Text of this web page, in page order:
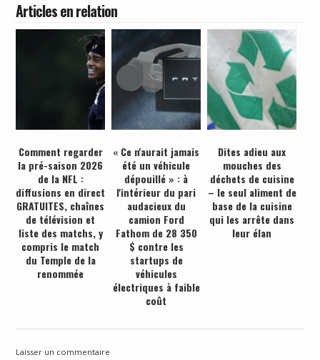
Articles en relation
Comment regarder
la pré-saison 2026
de la NFL :
diffusions en direct
GRATUITES, chaînes
de télévision et
liste des matchs, y
compris le match
du Temple de la
renommée
« Ce n'aurait jamais
été un véhicule
dépouillé » : à
l'intérieur du pari
audacieux du
camion Ford
Fathom de 28 350
$ contre les
startups de
véhicules
électriques à faible
coût
Dites adieu aux
mouches des
déchets de cuisine
– le seul aliment de
base de la cuisine
qui les arrête dans
leur élan
Laisser un commentaire